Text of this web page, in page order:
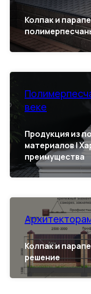
Колпак и
веке
Продукция из
материалов |
преимущества
Колпак и
решение